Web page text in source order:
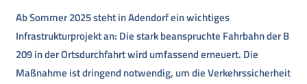
Ab Sommer 2025 steht in Adendorf ein wichtiges
Infrastrukturprojekt an: Die stark beanspruchte Fahrbahn der B
209 in der Ortsdurchfahrt wird umfassend erneuert. Die
Maßnahme ist dringend notwendig, um die Verkehrssicherheit